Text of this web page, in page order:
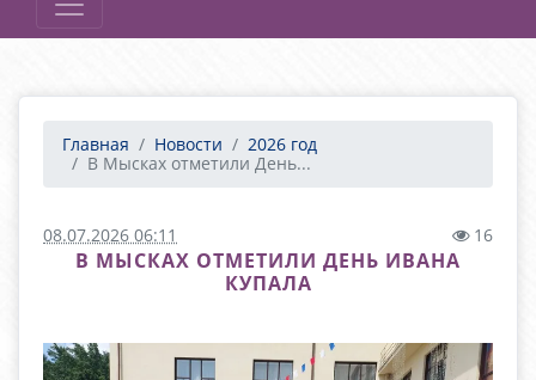
Главная Новости
2026 год
В Мысках отметили День...
08.07.2026 06:11 16
В МЫСКАХ ОТМЕТИЛИ ДЕНЬ ИВАНА
КУПАЛА